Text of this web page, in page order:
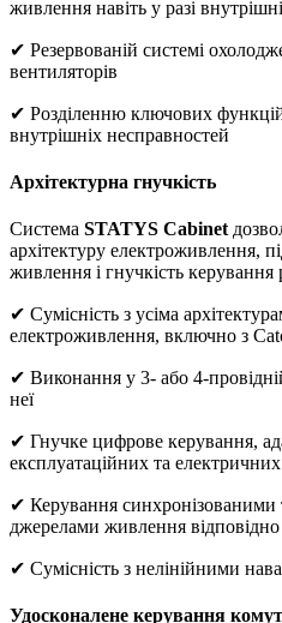
живлення навіть у разі
✔ Резервованій системі
вентиляторів
✔ Розділенню ключових
внутрішніх несправностей
Архітектурна гнучкість
Система STATYS Cabinet
архітектуру електроживлення,
живлення і гнучкість керування
✔ Сумісність з усіма
електроживлення, включно з
✔ Виконання у 3- або 4-
неї
✔ Гнучке цифрове керування,
експлуатаційних та
✔ Керування синхронізованими
джерелами живлення
✔ Сумісність з нелінійними
Удосконалене керування